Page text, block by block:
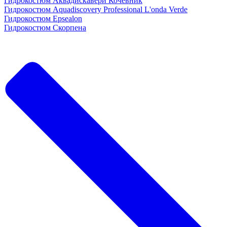
Гидрокостюм Aquadiscovery Professional L'onda Verde
Гидрокостюм Epsealon
Гидрокостюм Скорпена